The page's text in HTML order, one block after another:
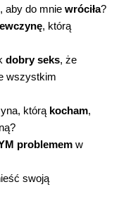
aby do mnie wróciła?
, którą
dobry seks, że
wszystkim
którą kocham,
problemem w
swoją